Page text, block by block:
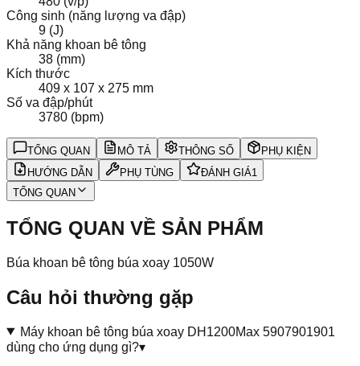
Công sinh (năng lượng va đập)
9 (J)
Khả năng khoan bê tông
38 (mm)
Kích thước
409 x 107 x 275 mm
Số va đập/phút
3780 (bpm)
TỔNG QUAN MÔ TẢ THÔNG SỐ
PHỤ KIỆN
HƯỚNG DẪN
PHỤ TÙNG ĐÁNH GIÁ1
TỔNG QUAN
TỔNG QUAN VỀ SẢN PHẨM
Búa khoan bê tông búa xoay 1050W
Câu hỏi thường gặp
Máy khoan bê tông búa xoay DH1200Max 5907901901
dùng cho ứng dụng gì?▾